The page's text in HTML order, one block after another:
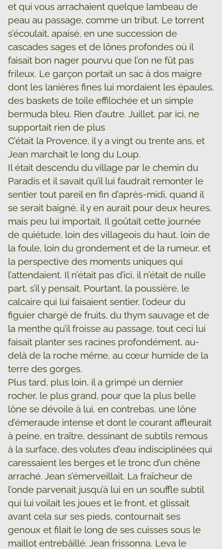
et qui vous arrachaient quelque lambeau de
peau au passage, comme un tribut. Le torrent
s’écoulait, apaisé, en une succession de
cascades sages et de lônes profondes où il
faisait bon nager pourvu que l’on ne fût pas
frileux. Le garçon portait un sac à dos maigre
dont les lanières fines lui mordaient les épaules,
des baskets de toile effilochée et un simple
bermuda bleu. Rien d’autre. Juillet, par ici, ne
supportait rien de plus
C’était la Provence, il y a vingt ou trente ans, et
Jean marchait le long du Loup.
Il était descendu du village par le chemin du
Paradis et il savait qu’il lui faudrait remonter le
sentier tout pareil en fin d’après-midi, quand il
se serait baigné, il y en aurait pour deux heures,
mais peu lui importait. Il goûtait cette journée
de quiétude, loin des villageois du haut, loin de
la foule, loin du grondement et de la rumeur, et
la perspective des moments uniques qui
l’attendaient. Il n’était pas d’ici, il n’était de nulle
part, s’il y pensait. Pourtant, la poussière, le
calcaire qui lui faisaient sentier, l’odeur du
figuier chargé de fruits, du thym sauvage et de
la menthe qu’il froisse au passage, tout ceci lui
faisait planter ses racines profondément, au-
delà de la roche même, au cœur humide de la
terre des gorges.
Plus tard, plus loin, il a grimpé un dernier
rocher, le plus grand, pour que la plus belle
lône se dévoile à lui, en contrebas, une lône
d’émeraude intense et dont le courant affleurait
à peine, en traître, dessinant de subtils remous
à la surface, des volutes d’eau indisciplinées qui
caressaient les berges et le tronc d’un chêne
arraché. Jean s’émerveillait. La fraîcheur de
l’onde parvenait jusqu’à lui en un souffle subtil
qui lui voilait les joues et le front, et glissait
avant cela sur ses pieds, contournait ses
genoux et filait le long de ses cuisses sous le
maillot entrebâillé. Jean frissonna. Leva le